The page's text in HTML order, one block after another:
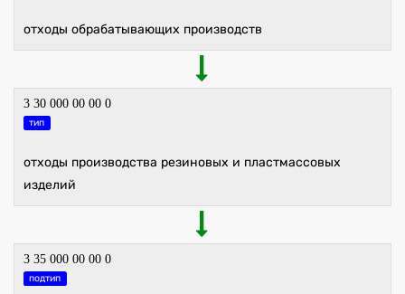
отходы обрабатывающих производств
3 30 000 00 00 0
тип
отходы производства резиновых и пластмассовых
изделий
3 35 000 00 00 0
подтип